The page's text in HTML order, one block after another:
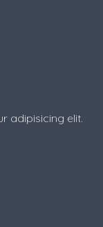
adipisicing elit.